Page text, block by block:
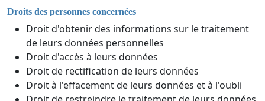
Droits des personnes concernées
Droit d'obtenir des informations sur le traitement
de leurs données personnelles
Droit d'accès à leurs données
Droit de rectification de leurs données
Droit à l'effacement de leurs données et à l'oubli